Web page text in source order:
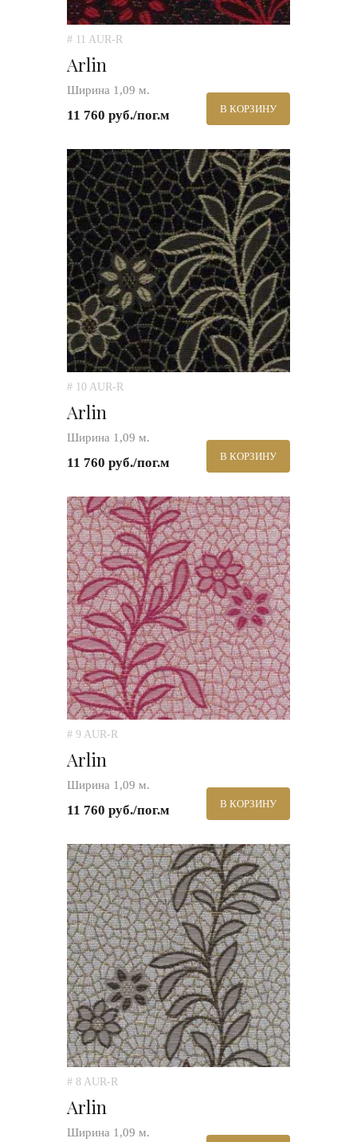
# 11 AUR-R
Arlin
Ширина 1,09 м.
11 760 руб./пог.м В КОРЗИНУ
# 10 AUR-R
Arlin
Ширина 1,09 м.
11 760 руб./пог.м В КОРЗИНУ
# 9 AUR-R
Arlin
Ширина 1,09 м.
11 760 руб./пог.м В КОРЗИНУ
# 8 AUR-R
Arlin
Ширина 1,09 м.